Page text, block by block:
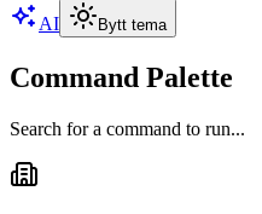
AI Bytt tema
Command Palette
Search for a command to run...